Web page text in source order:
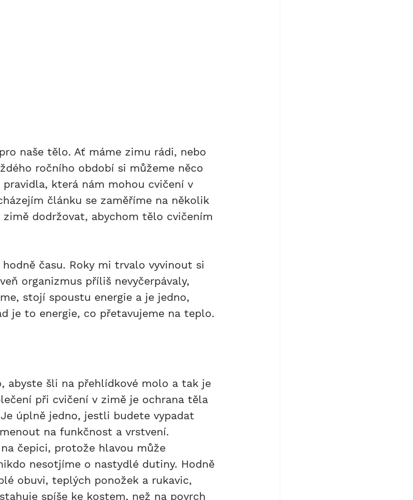
naše tělo. Ať máme zimu rádi, nebo
ročního období si můžeme něco
která nám mohou cvičení v
článku se zaměříme na několik
dodržovat, abychom tělo cvičením
času. Roky mi trvalo vyvinout si
organizmus příliš nevyčerpávaly,
stojí spoustu energie a je jedno,
je to energie, co přetavujeme na teplo.
při cvičení v zimě je ochrana těla
úplně jedno, jestli budete vypadat
na funkčnost a vrstvení.
nesotjíme o nastydlé dutiny. Hodně
obuvi, teplých ponožek a rukavic,
spíše ke kostem, než na povrch